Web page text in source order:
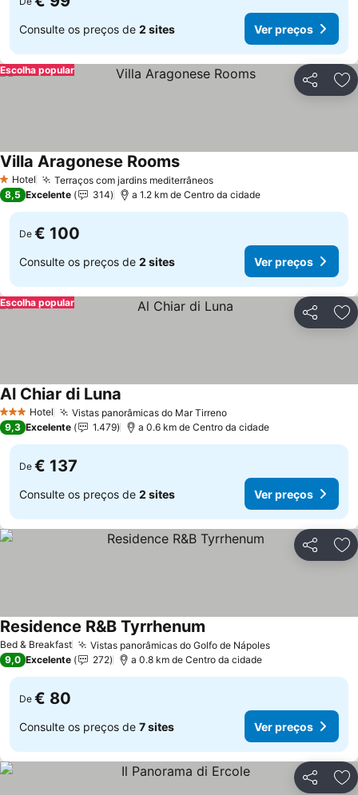
Consulte os preços de 2 sites Ver preços
Partilhar
Escolha popular
1 Estrelas
Hotel Terraços com jardins mediterrâneosVer preços
Villa Aragonese RoomsVer preços
8,5 Excelente 314 a 1.2 km de Centro da cidade
De € 100
Consulte os preços de 2 sites Ver preços
Partilhar
Escolha popular
3 EstrelasHotel Vistas panorâmicas do Mar TirrenoVer preços
Al Chiar di Luna
9,3 Excelente 1.479 a 0.6 km de Centro da cidade
De € 137
Consulte os preços de 2 sites Ver preços
Partilhar
Bed & Breakfast Vistas panorâmicas do Golfo de NápolesVer preços
Residence R&B Tyrrhenum
9,0 Excelente 272 a 0.8 km de Centro da cidade
De € 80
Consulte os preços de 7 sites Ver preços
Partilhar